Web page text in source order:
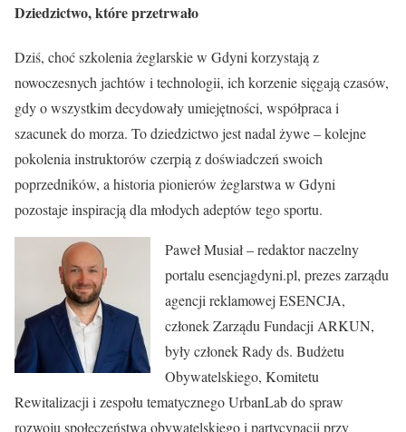
Dziedzictwo, które przetrwało
Dziś, choć szkolenia żeglarskie w Gdyni korzystają z
nowoczesnych jachtów i technologii, ich korzenie sięgają czasów,
gdy o wszystkim decydowały umiejętności, współpraca i
szacunek do morza. To dziedzictwo jest nadal żywe – kolejne
pokolenia instruktorów czerpią z doświadczeń swoich
poprzedników, a historia pionierów żeglarstwa w Gdyni
pozostaje inspiracją dla młodych adeptów tego sportu.
Paweł Musiał – redaktor naczelny
portalu esencjagdyni.pl, prezes zarządu
agencji reklamowej ESENCJA,
członek Zarządu Fundacji ARKUN,
były członek Rady ds. Budżetu
Obywatelskiego, Komitetu
Rewitalizacji i zespołu tematycznego UrbanLab do spraw
rozwoju społeczeństwa obywatelskiego i partycypacji przy